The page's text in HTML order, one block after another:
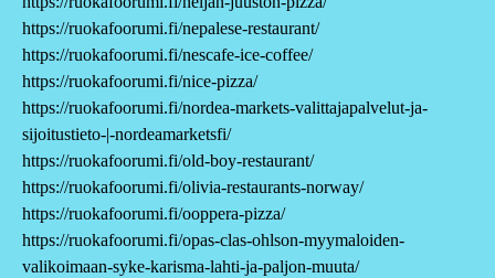
https://ruokafoorumi.fi/nepalese-restaurant/
https://ruokafoorumi.fi/nescafe-ice-coffee/
https://ruokafoorumi.fi/nice-pizza/
https://ruokafoorumi.fi/nordea-markets-valittajapalvelut-ja-
sijoitustieto-|-nordeamarketsfi/
https://ruokafoorumi.fi/old-boy-restaurant/
https://ruokafoorumi.fi/olivia-restaurants-norway/
https://ruokafoorumi.fi/ooppera-pizza/
https://ruokafoorumi.fi/opas-clas-ohlson-myymaloiden-
valikoimaan-syke-karisma-lahti-ja-paljon-muuta/